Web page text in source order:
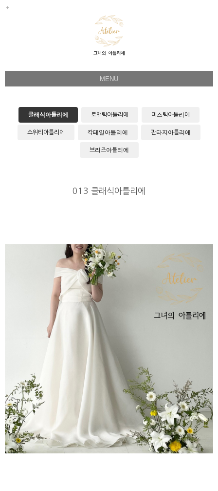
MENU
Flower Directing
Wedding Bouquet
클래식아틀리에 로맨틱아틀리에 미스틱아틀리에
스위티아틀리에 칵테일아틀리에 판타지아틀리에
브리즈아틀리에
013 클래식아틀리에